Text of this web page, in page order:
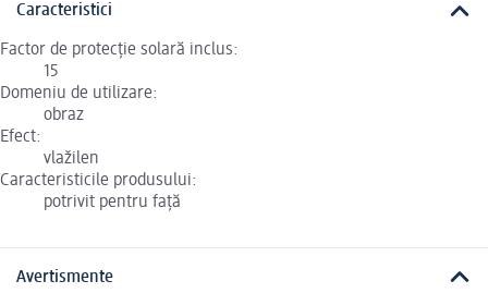
Caracteristici
Factor de protecție solară inclus:
15
Domeniu de utilizare:
obraz
Efect:
vlažilen
Caracteristicile produsului:
potrivit pentru față
Avertismente